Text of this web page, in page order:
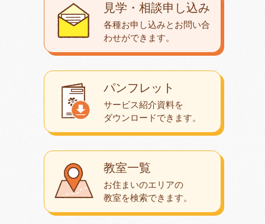
教室一覧
お住まいのエリアの
教室を検索できます。
パンフレット
サービス紹介資料を
ダウンロードできます。
見学・相談申し込み
各種お申し込みとお問い合
わせができます。